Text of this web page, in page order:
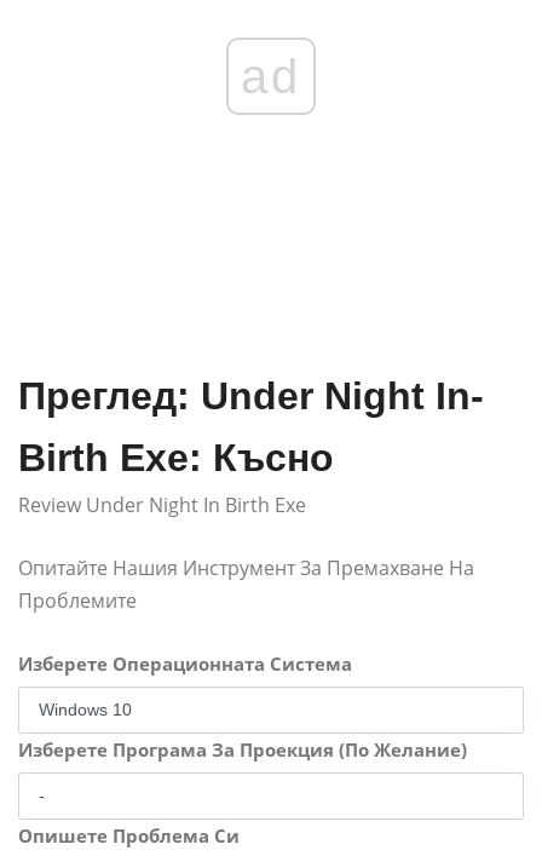
ad
Преглед: Under Night In-
Birth Exe: Късно
Review Under Night In Birth Exe
Опитайте Нашия Инструмент За Премахване На
Проблемите
Изберете Операционната Система
Изберете Програма За Проекция (По Желание)
Опишете Проблема Си